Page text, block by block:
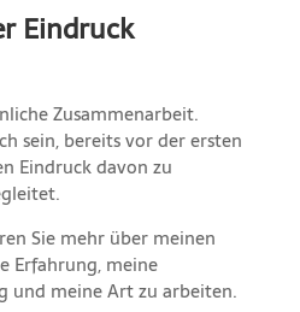
Eindruck
Zusammenarbeit.
sein, bereits vor der ersten
Eindruck davon zu
Sie mehr über meinen
Erfahrung, meine
und meine Art zu arbeiten.